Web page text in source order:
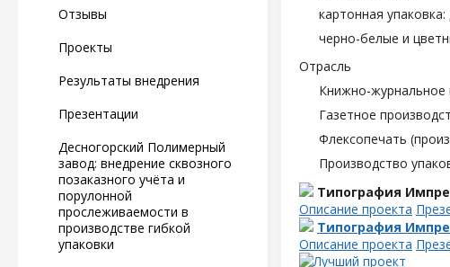
Отзывы
Проекты
Результаты внедрения
Презентации
Десногорский Полимерный
завод: внедрение сквозного
позаказного учёта и
порулонной
прослеживаемости в
производстве гибкой
упаковки
картонная
черно-белые и
Отрасль
Книжно-журнальное
Газетное
Флексопечать
Производство
Типография
Описание проекта
Типография
Описание проекта